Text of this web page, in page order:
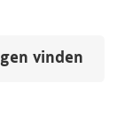
vinden